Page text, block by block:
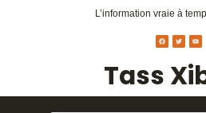
Tass
L’information vraie à